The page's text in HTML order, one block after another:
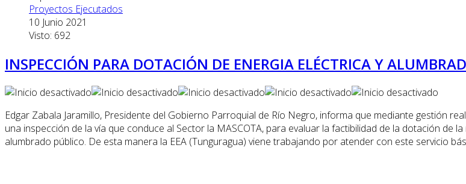
Proyectos Ejecutados
10 Junio 2021
Visto: 692
INSPECCIÓN PARA DOTACIÓN DE ENERGIA ELÉCTRICA Y
Edgar Zabala Jaramillo, Presidente del Gobierno Parroquial de Río Negro, informa que mediante gestión
una inspección de la vía que conduce al Sector la MASCOTA, para evaluar la factibilidad de la dotación de
alumbrado público. De esta manera la EEA (Tunguragua) viene trabajando por atender con este servicio